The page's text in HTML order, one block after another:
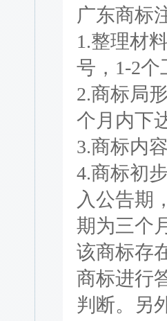
广东商标
1.整理材
号，1-2个
2.商标局
个月内下
3.商标内
4.商标初
入公告期
期为三个
该商标存
商标进行
判断。另